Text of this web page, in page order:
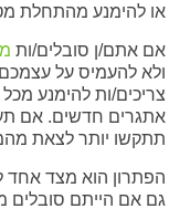
או להימנע מהתחלת
אם אתם/ן סובלים/ות
ולא להעמיס על
צריכים/ות להימנע
אתגרים חדשים. אם
תתקשו יותר לצאת
הפתרון הוא מצד אחד
גם אם הייתם סובלים